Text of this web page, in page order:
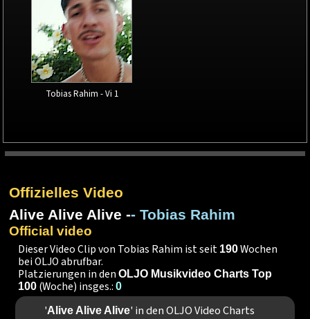
Tobias Rahim - Vi 1
Offizielles Video
Alive Alive Alive -- Tobias Rahim
Official video
Dieser Video Clip von Tobias Rahim ist seit 190Wochen
bei OLJO abrufbar.
Platzierungen in denOLJO Musikvideo Charts Top
100 (Woche) insges.:0
'Alive Alive Alive' in den OLJO Video Charts